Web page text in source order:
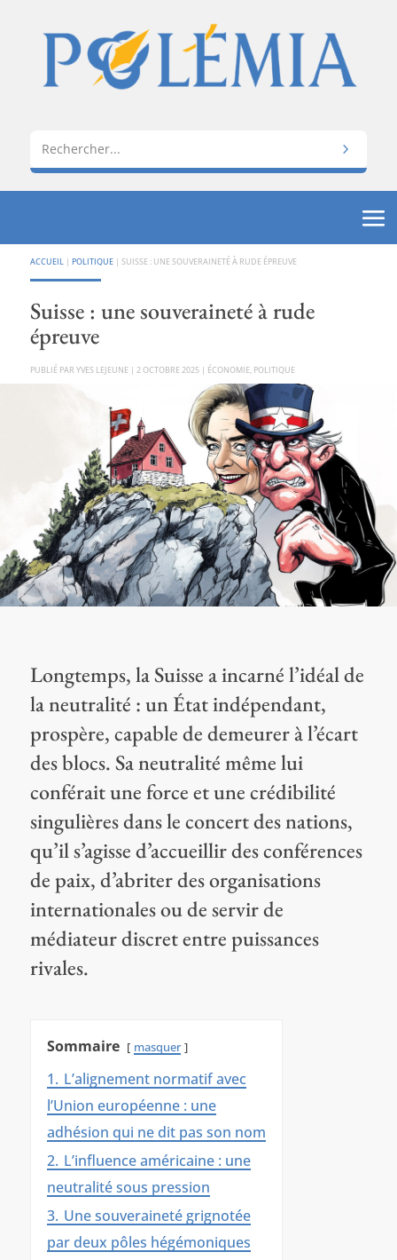
ACCUEIL | POLITIQUE| SUISSE : UNE SOUVERAINETÉ À RUDE ÉPREUVE
Suisse : une souveraineté à rude
épreuve
PAR YVES LEJEUNE| 2 OCTOBRE 2025| ÉCONOMIE, POLITIQUE
Longtemps, la Suisse a incarné l’idéal de
la neutralité : un État indépendant,
prospère, capable de demeurer à l’écart
des blocs. Sa neutralité même lui
conférait une force et une crédibilité
singulières dans le concert des nations,
qu’il s’agisse d’accueillir des conférences
de paix, d’abriter des organisations
internationales ou de servir de
médiateur discret entre puissances
rivales.
Sommaire masquer
1. L’alignement normatif avec
l’Union européenne : une
adhésion qui ne dit pas son nom
2. L’influence américaine : une
neutralité sous pression
3. Une souveraineté grignotée
par deux pôles hégémoniques